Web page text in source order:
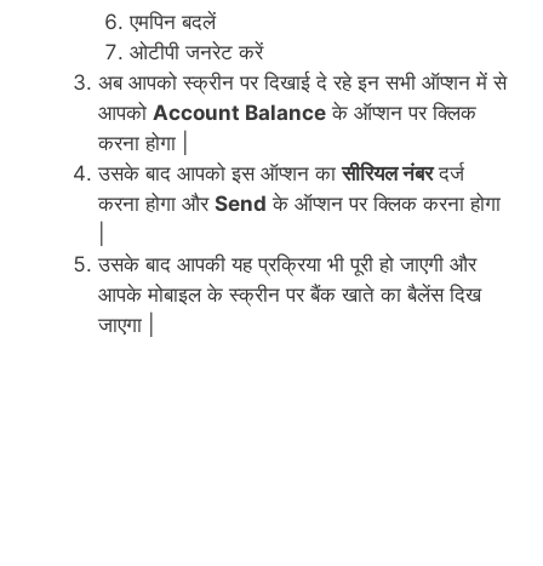
एमपिन बदलें
ओटीपी जनरेट करें
अब आपको स्क्रीन पर दिखाई दे रहे इन सभी ऑप्शन में से
आपको Account Balance के ऑप्शन पर क्लिक
करना होगा |
उसके बाद आपको इस ऑप्शन कासीरियल नंबरदर्ज
करना होगा और Send के ऑप्शन पर क्लिक करना होगा
उसके बाद आपकी यह प्रक्रिया भी पूरी हो जाएगी और
आपके मोबाइल के स्क्रीन पर बैंक खाते का बैलेंस दिख
जाएगा |